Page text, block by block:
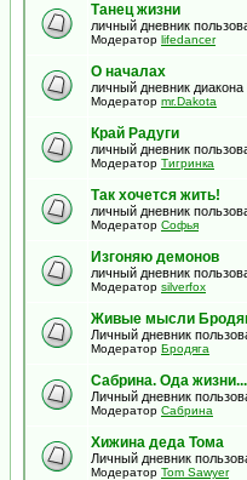
Танец жизни
личный дневник
Модератор lifedancer
О началах
личный дневник
Модератор mr.Dakota
Край Радуги
личный дневник
Модератор Тигринка
Так хочется жить!
личный дневник
Модератор Софья
Изгоняю демонов
личный дневник
Модератор silverfox
Живые мысли
Личный дневник
Модератор Бродяга
Сабрина. Ода жизни...
Личный дневник
Модератор Сабрина
Хижина деда Тома
Личный дневник
Модератор Tom Sawyer